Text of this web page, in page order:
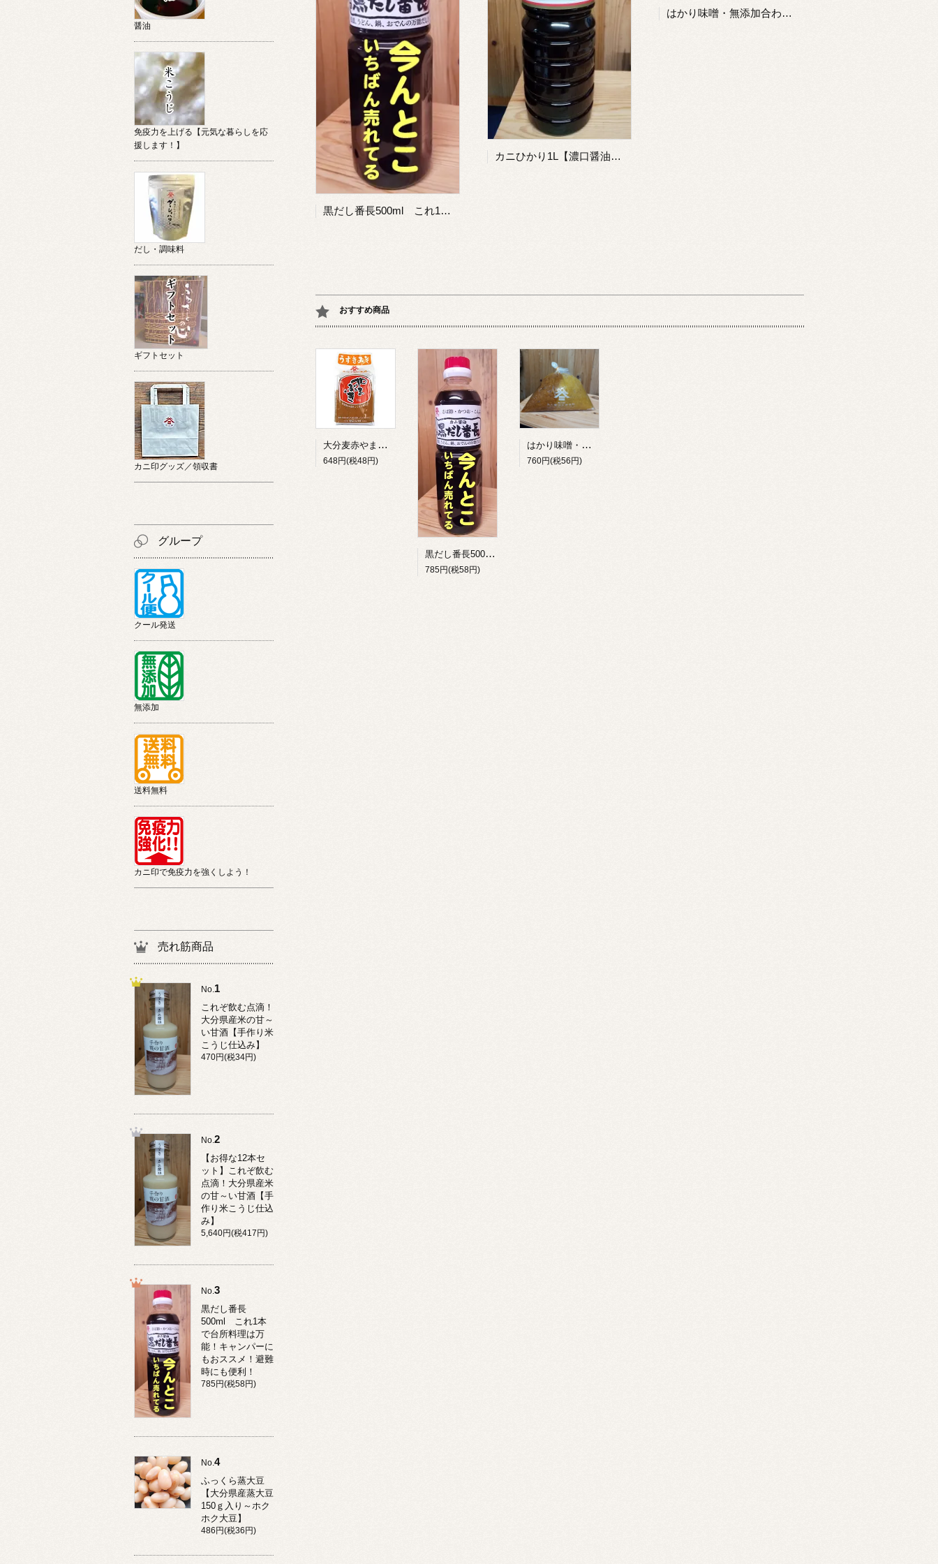
黒だし番長500ml これ1本で台所料理は万能！キャンパーにもおススメ！避難時にも便利！
カニひかり1L【濃口醤油】カニは入っていません←何度も言っている
はかり味噌・無添加合わせ【赤】1㎏入り カニ印の看板味噌！
おすすめ商品
大分麦赤やまぶき味噌1㎏
648円(税48円)
黒だし番長500ml これ1本で台所料理は万能！キャンパーにもおススメ！避難時にも便利！
785円(税58円)
はかり味噌・赤白ミックス【あわせ味噌赤とアワセミソ白のあわせみそ】1㎏
760円(税56円)
醤油
免疫力を上げる【元気な暮らしを応
援します！】
だし・調味料
ギフトセット
カニ印グッズ／領収書
グループ
クール発送
無添加
送料無料
カニ印で免疫力を強くしよう！
売れ筋商品
No.1
これぞ飲む点滴！
大分県産米の甘～
い甘酒【手作り米
こうじ仕込み】
470円(税34円)
No. 2
【お得な12本セ
ット】これぞ飲む
点滴！大分県産米
の甘～い甘酒【手
作り米こうじ仕込
み】
5,640円(税417円)
No. 3
黒だし番長
500ml これ1本
で台所料理は万
能！キャンパーに
もおススメ！避難
時にも便利！
785円(税58円)
No. 4
ふっくら蒸大豆
【大分県産蒸大豆
150ｇ入り～ホク
ホク大豆】
486円(税36円)